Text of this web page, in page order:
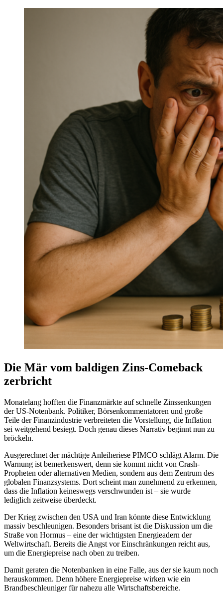
Die Mär vom baldigen Zins-Comeback
zerbricht
Monatelang hofften die Finanzmärkte auf schnelle Zinssenkungen
der US-Notenbank. Politiker, Börsenkommentatoren und große
Teile der Finanzindustrie verbreiteten die Vorstellung, die Inflation
sei weitgehend besiegt. Doch genau dieses Narrativ beginnt nun zu
bröckeln.
Ausgerechnet der mächtige Anleiheriese PIMCO schlägt Alarm. Die
Warnung ist bemerkenswert, denn sie kommt nicht von Crash-
Propheten oder alternativen Medien, sondern aus dem Zentrum des
globalen Finanzsystems. Dort scheint man zunehmend zu erkennen,
dass die Inflation keineswegs verschwunden ist – sie wurde
lediglich zeitweise überdeckt.
Der Krieg zwischen den USA und Iran könnte diese Entwicklung
massiv beschleunigen. Besonders brisant ist die Diskussion um die
Straße von Hormus – eine der wichtigsten Energieadern der
Weltwirtschaft. Bereits die Angst vor Einschränkungen reicht aus,
um die Energiepreise nach oben zu treiben.
Damit geraten die Notenbanken in eine Falle, aus der sie kaum noch
herauskommen. Denn höhere Energiepreise wirken wie ein
Brandbeschleuniger für nahezu alle Wirtschaftsbereiche.